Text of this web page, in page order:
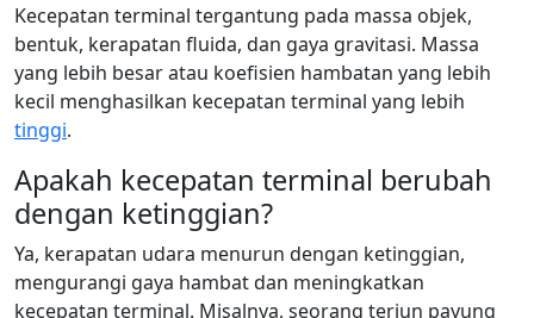
Kecepatan terminal tergantung pada massa objek,
bentuk, kerapatan fluida, dan gaya gravitasi. Massa
yang lebih besar atau koefisien hambatan yang lebih
kecil menghasilkan kecepatan terminal yang lebih
tinggi.
Apakah kecepatan terminal berubah
dengan ketinggian?
Ya, kerapatan udara menurun dengan ketinggian,
mengurangi gaya hambat dan meningkatkan
kecepatan terminal. Misalnya, seorang terjun payung